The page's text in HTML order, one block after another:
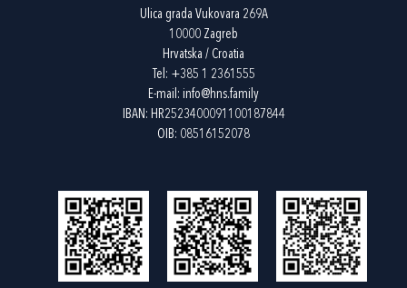
Ulica grada Vukovara 269A
10000 Zagreb
Hrvatska / Croatia
Tel: +385 1 2361555
E-mail: info@hns.family
IBAN: HR2523400091100187844
OIB: 08516152078